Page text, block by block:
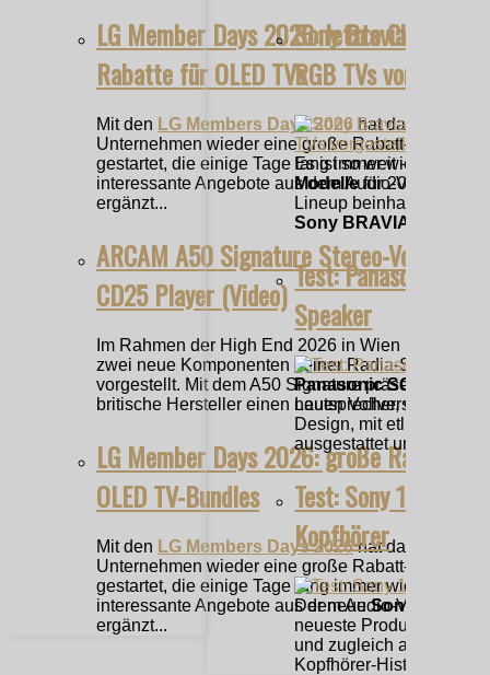
LG Member Days 2026: letzte Chance
Rabatte für OLED TVs
Mit den LG Members Days 2026 hat das
Unternehmen wieder eine große Rabatt-Aktion
gestartet, die einige Tage lang immer wieder um
interessante Angebote aus dem Audio-Video-
ergänzt...
ARCAM A50 Signature Stereo-
CD25 Player (Video)
Im Rahmen der High End 2026 in Wien hat
zwei neue Komponenten seiner Radia-Serie
vorgestellt. Mit dem A50 Signature präsentiert der
britische Hersteller einen neuen Vollverstärker,...
LG Member Days 2026: große Rabatte
OLED TV-Bundles
Mit den LG Members Days 2026hat das
Unternehmen wieder eine große Rabatt-Aktion
gestartet, die einige Tage lang immer wieder um
interessante Angebote aus dem Audio-Video-
ergänzt...
Sony Bravia 9 II
RGB TVs vorgestellt
Es ist so weit – die
Modellefür 2026
Lineup beinhaltet den
Sony BRAVIA 7 II
Test: Panasonic
Speaker
Panasonic SC-BMAX30
Lautsprecher, wie er im
Design, mit etlichen
ausgestattet und
Test: Sony 1000X
Kopfhörer
Der neueSony 1000X
neueste Produkt aus
und zugleich auch die
Kopfhörer-Historie dar.